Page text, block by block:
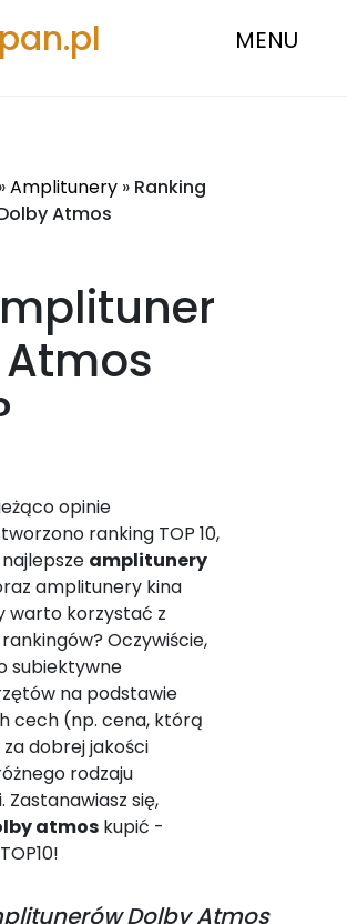
MENU
»Amplitunery » Ranking
Atmos
opinie
ranking TOP 10,
amplitunery
amplitunery kina
warto korzystać z
Oczywiście,
subiektywne
na podstawie
cech (np. cena, którą
za dobrej jakości
rodzaju
Zastanawiasz się,
atmos kupić -
Dolby Atmos